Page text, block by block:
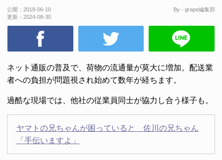
公開： 2018-06-10
更新： 2024-08-30
By - grape編集部
ネット通販の普及で、荷物の流通量が莫大に増加。配送業
者への負担が問題視され始めて数年が経ちます。
過酷な現場では、他社の従業員同士が協力し合う様子も。
ヤマトの兄ちゃんが困っていると 佐川の兄ちゃん
「手伝いますよ」